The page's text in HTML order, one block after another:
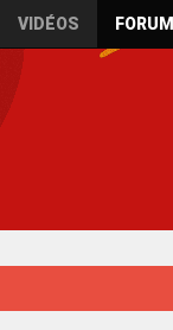
VIDÉOS FORUM